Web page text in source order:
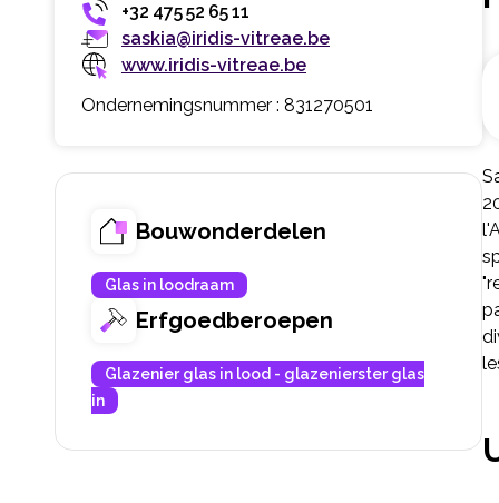
+32 475 52 65 11
saskia@iridis-vitreae.be
www.iridis-vitreae.be
Ondernemingsnummer : 831270501
Bouwonderdelen
Glas in loodraam
Erfgoedberoepen
Glazenier glas in lood - glazenierster glas
in